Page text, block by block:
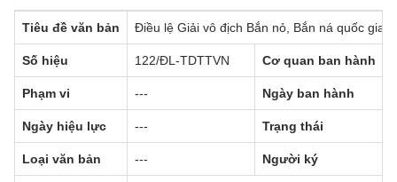
Tiêu đề văn bản Điều lệ Giải vô địch Bắn nỏ, Bắn ná quốc gia
Số hiệu 122/ĐL-TDTTVN Cơ quan ban hành
Phạm vi --- Ngày ban hành
Ngày hiệu lực --- Trạng thái
Loại văn bản --- Người ký